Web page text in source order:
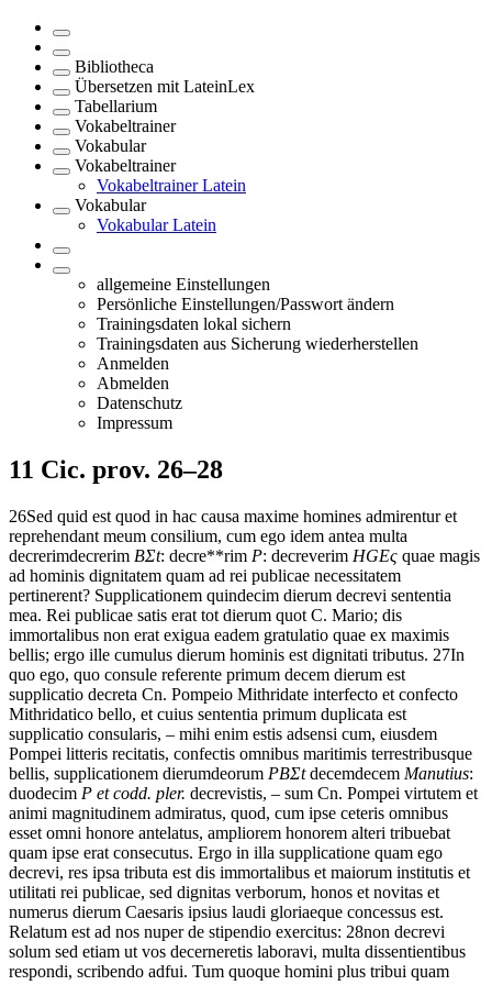
Bibliotheca
Übersetzen mit LateinLex
Tabellarium
Vokabeltrainer
Vokabular
Vokabeltrainer
Vokabeltrainer Latein
Vokabular
Vokabular Latein
allgemeine Einstellungen
Persönliche Einstellungen/Passwort ändern
Trainingsdaten lokal sichern
Trainingsdaten aus Sicherung wiederherstellen
Anmelden
Abmelden
Datenschutz
Impressum
11 Cic. prov. 26–28
26Sed quid est quod in hac causa maxime homines admirentur et
reprehendant meum consilium, cum ego idem antea multa
decrerimdecrerim BΣt: decre**rim P: decreverim HGEς quae magis
ad hominis dignitatem quam ad rei publicae necessitatem
pertinerent? Supplicationem quindecim dierum decrevi sententia
mea. Rei publicae satis erat tot dierum quot C. Mario; dis
immortalibus non erat exigua eadem gratulatio quae ex maximis
bellis; ergo ille cumulus dierum hominis est dignitati tributus. 27In
quo ego, quo consule referente primum decem dierum est
supplicatio decreta Cn. Pompeio Mithridate interfecto et confecto
Mithridatico bello, et cuius sententia primum duplicata est
supplicatio consularis, – mihi enim estis adsensi cum, eiusdem
Pompei litteris recitatis, confectis omnibus maritimis terrestribusque
bellis, supplicationem dierumdeorum PBΣt decemdecem Manutius:
duodecim P et codd. pler. decrevistis, – sum Cn. Pompei virtutem et
animi magnitudinem admiratus, quod, cum ipse ceteris omnibus
esset omni honore antelatus, ampliorem honorem alteri tribuebat
quam ipse erat consecutus. Ergo in illa supplicatione quam ego
decrevi, res ipsa tributa est dis immortalibus et maiorum institutis et
utilitati rei publicae, sed dignitas verborum, honos et novitas et
numerus dierum Caesaris ipsius laudi gloriaeque concessus est.
Relatum est ad nos nuper de stipendio exercitus: 28non decrevi
solum sed etiam ut vos decerneretis laboravi, multa dissentientibus
respondi, scribendo adfui. Tum quoque homini plus tribui quam